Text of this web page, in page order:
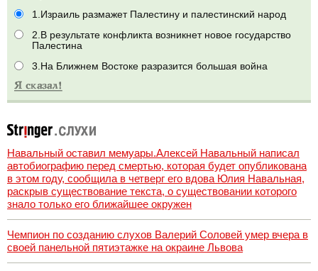
1.Израиль размажет Палестину и палестинский народ
2.В результате конфликта возникнет новое государство
Палестина
3.На Ближнем Востоке разразится большая война
Навальный оставил мемуары.Алексей Навальный написал
автобиографию перед смертью, которая будет опубликована
в этом году, сообщила в четверг его вдова Юлия Навальная,
раскрыв существование текста, о существовании которого
знало только его ближайшее окружен
Чемпион по созданию слухов Валерий Соловей умер вчера в
своей панельной пятиэтажке на окраине Львова